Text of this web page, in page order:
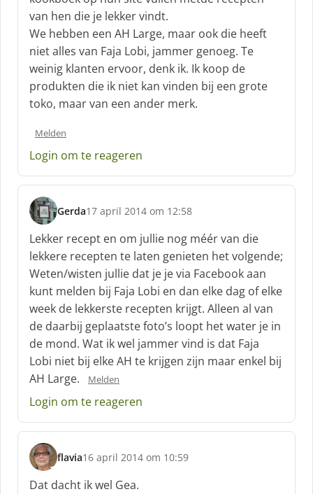
e
f
van hen die je lekker vindt.
We hebben een AH Large, maar ook die heeft
niet alles van Faja Lobi, jammer genoeg. Te
weinig klanten ervoor, denk ik. Ik koop de
produkten die ik niet kan vinden bij een grote
toko, maar van een ander merk.
Melden
Login om te reageren
Gerda
s
c
h
r
e
e
f
17 april 2014 om 12:58
Lekker recept en om jullie nog méér van die
lekkere recepten te laten genieten het volgende;
Weten/wisten jullie dat je je via Facebook aan
kunt melden bij Faja Lobi en dan elke dag of elke
week de lekkerste recepten krijgt. Alleen al van
de daarbij geplaatste foto’s loopt het water je in
de mond. Wat ik wel jammer vind is dat Faja
Lobi niet bij elke AH te krijgen zijn maar enkel bij
AH Large.
Melden
Login om te reageren
flavia
s
c
16 april 2014 om 10:59
Dat dacht ik wel Gea.